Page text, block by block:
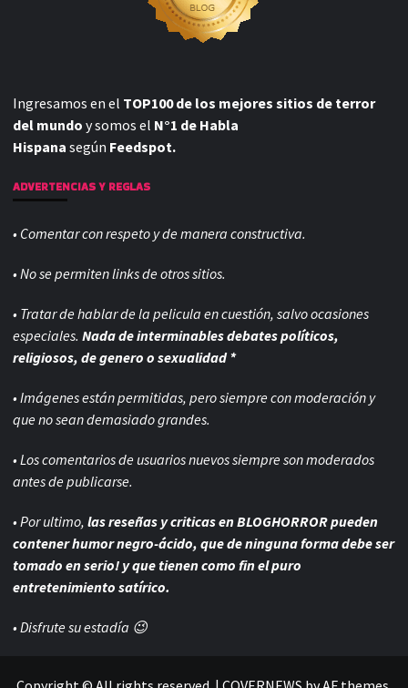
Ingresamos en el TOP100 de los mejores sitios de terror
del mundo y somos el N°1 de Habla
Hispana según Feedspot.
ADVERTENCIAS Y REGLAS
• Comentar con respeto y de manera constructiva.
• No se permiten links de otros sitios.
• Tratar de hablar de la pelicula en cuestión, salvo ocasiones
especiales. Nada de interminables debates políticos,
religiosos, de genero o sexualidad *
• Imágenes están permitidas, pero siempre conmoderación y
que no sean demasiado grandes.
• Los comentarios de usuarios nuevos siempre son moderados
antes de publicarse.
• Por ultimo, las reseñas y criticas en BLOGHORROR pueden
contener humor negro-ácido, que de ninguna forma debe ser
tomado en serio! y que tienen como fin el puro
entretenimiento satírico.
• Disfrute su estadía 😉